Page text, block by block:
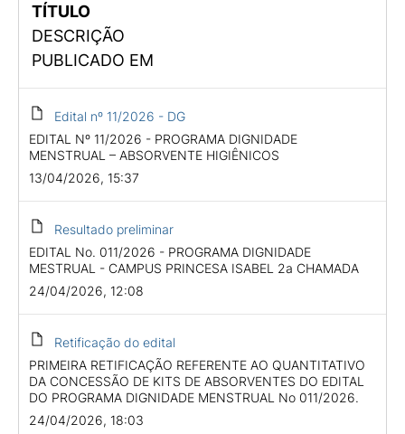
TÍTULO
DESCRIÇÃO
PUBLICADO EM
Edital nº 11/2026 - DG
EDITAL Nº 11/2026 - PROGRAMA DIGNIDADE
MENSTRUAL – ABSORVENTE HIGIÊNICOS
13/04/2026, 15:37
Resultado preliminar
EDITAL No. 011/2026 - PROGRAMA DIGNIDADE
MESTRUAL - CAMPUS PRINCESA ISABEL 2a CHAMADA
24/04/2026, 12:08
Retificação do edital
PRIMEIRA RETIFICAÇÃO REFERENTE AO QUANTITATIVO
DA CONCESSÃO DE KITS DE ABSORVENTES DO EDITAL
DO PROGRAMA DIGNIDADE MENSTRUAL No 011/2026.
24/04/2026, 18:03